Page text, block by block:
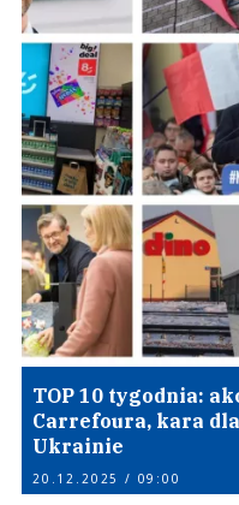
TOP 10 tygodnia:
Carrefoura, kara
Ukrainie
20.12.2025 / 09:00